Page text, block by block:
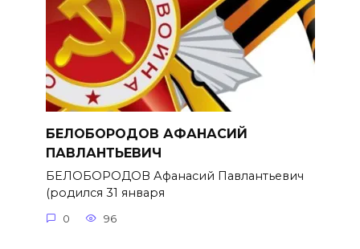
БЕЛОБОРОДОВ АФАНАСИЙ
ПАВЛАНТЬЕВИЧ
БЕЛОБОРОДОВ Афанасий Павлантьевич
(родился 31 января
0 96